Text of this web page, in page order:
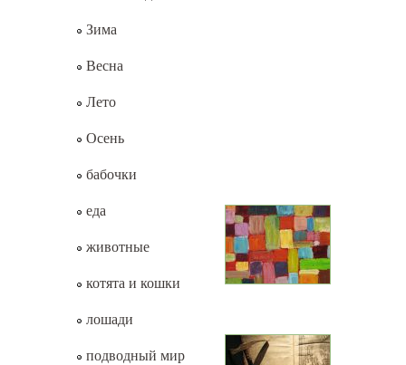
Зима
Весна
Лето
Осень
бабочки
еда
животные
котята и кошки
лошади
подводный мир